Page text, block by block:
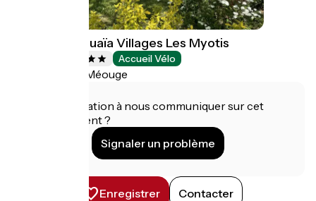
Camping Ushuaïa Villages Les Myotis
Accueil Vélo
Val Buëch-Méouge
Une information à nous communiquer sur cet
établissement ?
Signaler un problème
Enregistrer Contacter